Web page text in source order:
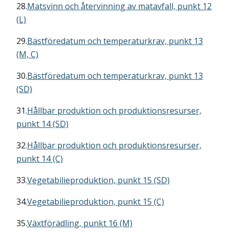
28.Matsvinn och återvinning av matavfall, punkt 12
(L)
29.Bästföredatum och temperaturkrav, punkt 13
(M, C)
30.Bästföredatum och temperaturkrav, punkt 13
(SD)
31.Hållbar produktion och produktionsresurser,
punkt 14 (SD)
32.Hållbar produktion och produktionsresurser,
punkt 14 (C)
33.Vegetabilieproduktion, punkt 15 (SD)
34.Vegetabilieproduktion, punkt 15 (C)
35.Växtförädling, punkt 16 (M)